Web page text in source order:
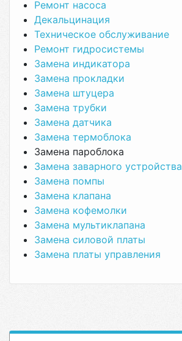
Ремонт насоса
Декальцинация
Техническое обслуживание
Ремонт гидросистемы
Замена индикатора
Замена прокладки
Замена штуцера
Замена трубки
Замена датчика
Замена термоблока
Замена пароблока
Замена заварного устройства
Замена помпы
Замена клапана
Замена кофемолки
Замена мультиклапана
Замена силовой платы
Замена платы управления